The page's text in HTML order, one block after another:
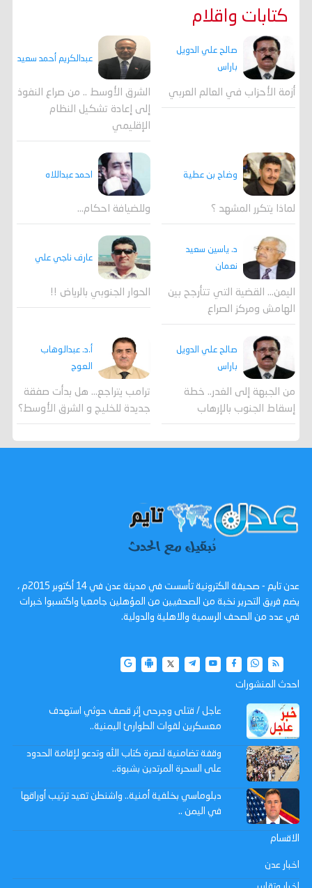
كتابات واقلام
صالح علي الدويل
باراس
أزمة الأحزاب في العالم العربي
عبدالكريم أحمد سعيد
الشرق الأوسط .. من صراع النفوذ
إلى إعادة تشكيل النظام
الإقليمي
وضاح بن عطية
لماذا يتكرر المشهد ؟
احمد عبداللاه
وللضيافة احكام…
د. ياسين سعيد
نعمان
اليمن… القضية التي تتأرجح بين
الهامش ومركز الصراع
عارف ناجي علي
الحوار الجنوبي بالرياض !!
صالح علي الدويل
باراس
من الجبهة إلى الغدر.. خطة
إسقاط الجنوب بالإرهاب
أ.د. عبدالوهاب
العوج
ترامب يتراجع... هل بدأت صفقة
جديدة للخليج و الشرق الأوسط؟
عدن تايم - صحيفة الكترونية تأسست في مدينة عدن في 14 أكتوبر 2015م ،
يضم فريق التحرير نخبة من الصحفيين من المؤهلين جامعيا واكتسبوا خبرات
في عدد من الصحف الرسمية والاهلية والدولية.
احدث المنشورات
عاجل / قتلى وجرحى إثر قصف حوثي استهدف
معسكرين لقوات الطوارئ اليمنية..
وقفة تضامنية لنصرة كتاب الله وتدعو لإقامة الحدود
على السحرة المرتدين بشبوة..
دبلوماسي بخلفية أمنية.. واشنطن تعيد ترتيب أوراقها
في اليمن ..
الاقسام
اخبار عدن